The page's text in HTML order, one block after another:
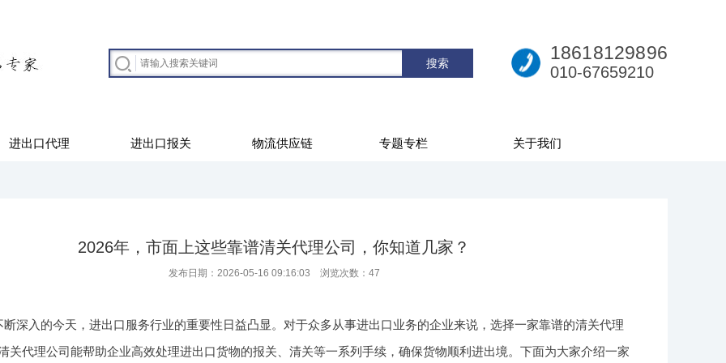
18618129896
010-67659210
进出口代理 进出口报关 物流供应链 专题专栏 关于我们
2026年，市面上这些靠谱清关代理公司，你知道几家？
发布日期：2026-05-16 09:16:03 浏览次数： 47
深入的今天，进出口服务行业的重要性日益凸显。对于众多从事进出口业务的企业来说，选择一家靠谱的清关代理
关代理公司能帮助企业高效处理进出口货物的报关、清关等一系列手续，确保货物顺利进出境。下面为大家介绍一家